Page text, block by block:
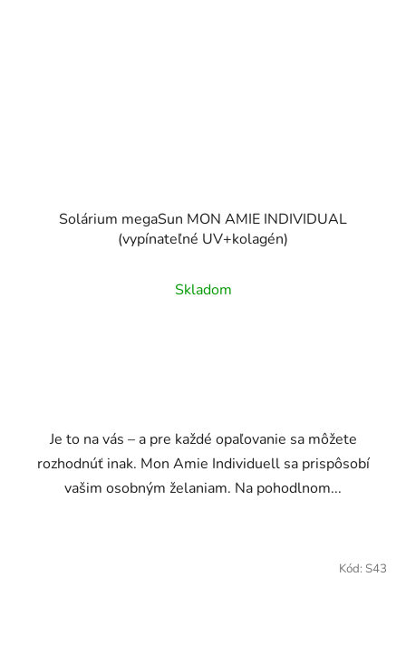
Solárium megaSun MON AMIE INDIVIDUAL
(vypínateľné UV+kolagén)
Skladom
Je to na vás – a pre každé opaľovanie sa môžete
rozhodnúť inak. Mon Amie Individuell sa prispôsobí
vašim osobným želaniam. Na pohodlnom...
Kód: S43